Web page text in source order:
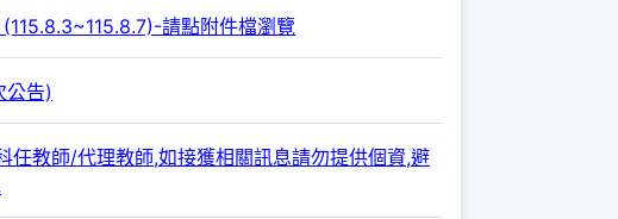
請點附件檔瀏覽
公告)
任教師/代理教師,如接獲相關訊息請勿提供個資,避